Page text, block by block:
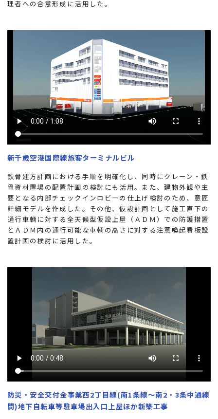
理者への合意形成に活用した。
新千歳空港国際線旅客ターミナルビル
鉄骨建方計画における手順を明確化し、同時にクレーン・鉄
骨資材置場の配置計画の検討にも活用。また、建物外観や主
要となる内部チェックインロビーの仕上げ検討のため、意匠
詳細モデルを作成した。その他、仮設計画として施工直下の
通行車輌に対する全天候型仮設上屋（ＡＤＭ）での防護措置
とＡＤＭ内の通行可能な車輌の高さに対する注意喚起看板設
置計画の検討に活用した。
防災・安全交付金事業西2丁目線(南1条線～南2・3条中通線
間)地下自転車等駐車場出入口上屋ほか新築工事